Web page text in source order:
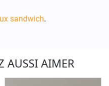
sandwich.
AUSSI AIMER